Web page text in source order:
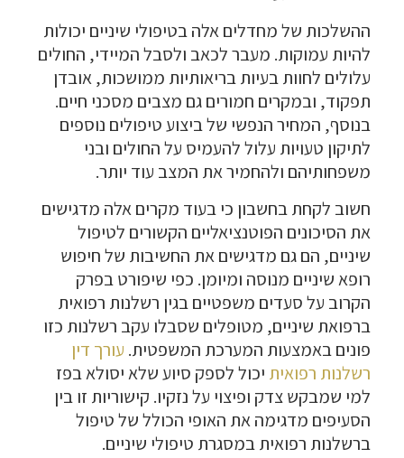
ההשלכות של מחדלים אלה בטיפולי שיניים יכולות
להיות עמוקות. מעבר לכאב ולסבל המיידי, החולים
עלולים לחוות בעיות בריאותיות ממושכות, אובדן
תפקוד, ובמקרים חמורים גם מצבים מסכני חיים.
בנוסף, המחיר הנפשי של ביצוע טיפולים נוספים
לתיקון טעויות עלול להעמיס על החולים ובני
משפחותיהם ולהחמיר את המצב עוד יותר.
חשוב לקחת בחשבון כי בעוד מקרים אלה מדגישים
את הסיכונים הפוטנציאליים הקשורים לטיפול
שיניים, הם גם מדגישים את החשיבות של חיפוש
רופא שיניים מנוסה ומיומן. כפי שיפורט בפרק
הקרוב על סעדים משפטיים בגין רשלנות רפואית
ברפואת שיניים, מטופלים שסבלו עקב רשלנות כזו
פונים באמצעות המערכת המשפטית. עורך דין
רשלנות רפואית יכול לספק סיוע שלא יסולא בפז
למי שמבקש צדק ופיצוי על נזקיו. קישוריות זו בין
הסעיפים מדגימה את האופי הכולל של טיפול
ברשלנות רפואית במסגרת טיפולי שיניים.